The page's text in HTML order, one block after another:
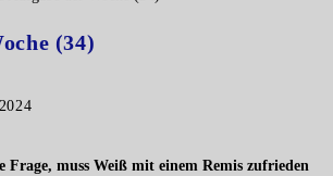
(34)
Frage, muss Weiß mit einem Remis zufrieden